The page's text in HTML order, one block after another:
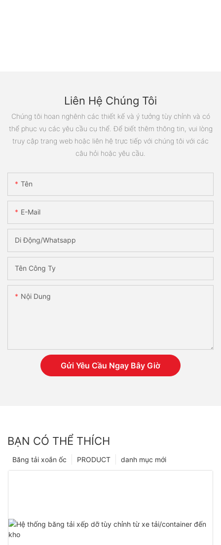
Liên Hệ Chúng Tôi
Chúng tôi hoan nghênh các thiết kế và ý tưởng tùy chỉnh và có
thể phục vụ các yêu cầu cụ thể. Để biết thêm thông tin, vui lòng
truy cập trang web hoặc liên hệ trực tiếp với chúng tôi với các
câu hỏi hoặc yêu cầu.
Tên
E-Mail
Di Động/Whatsapp
Tên Công Ty
Nội Dung
Gửi Yêu Cầu Ngay Bây Giờ
BẠN CÓ THỂ THÍCH
danh mục mới
PRODUCT
Băng tải xoắn ốc